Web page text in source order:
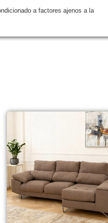
a factores ajenos a la